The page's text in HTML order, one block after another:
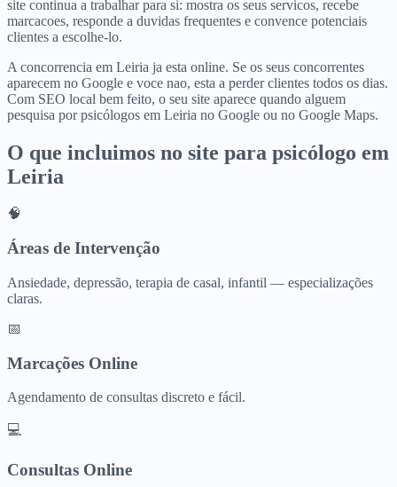
site continua a trabalhar para si: mostra os seus servicos, recebe
marcacoes, responde a duvidas frequentes e convence potenciais
clientes a escolhe-lo.
A concorrencia em Leiria ja esta online. Se os seus concorrentes
aparecem no Google e voce nao, esta a perder clientes todos os dias.
Com SEO local bem feito, o seu site aparece quando alguem
pesquisa por psicólogos em Leiria no Google ou no Google Maps.
O que incluimos no site para psicólogo em
Leiria
🧠
Áreas de Intervenção
Ansiedade, depressão, terapia de casal, infantil — especializações
claras.
📅
Marcações Online
Agendamento de consultas discreto e fácil.
💻
Consultas Online